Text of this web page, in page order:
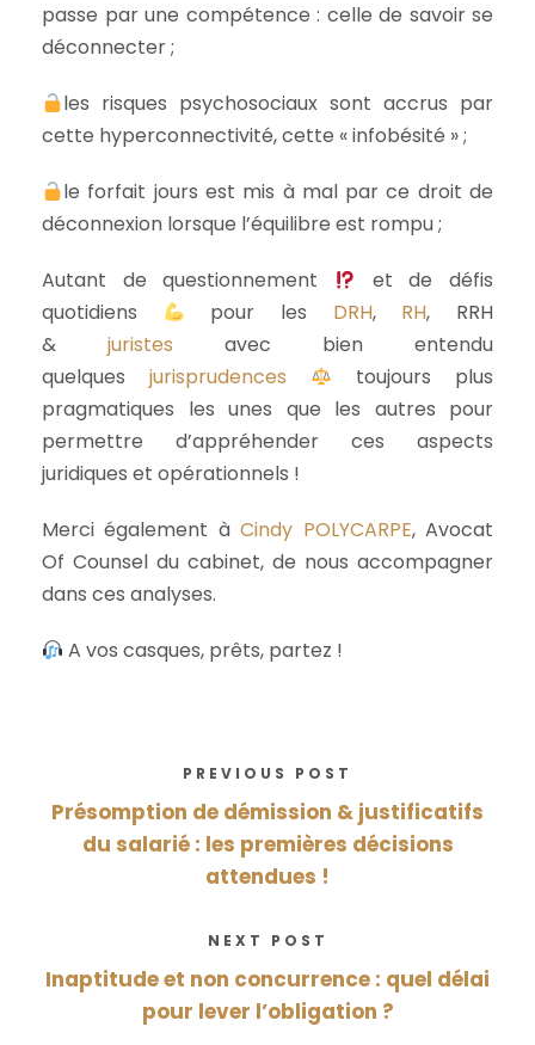
passe par une compétence : celle de savoir se
déconnecter ;
les risques psychosociaux sont accrus par
cette hyperconnectivité, cette « infobésité » ;
le forfait jours est mis à mal par ce droit de
déconnexion lorsque l’équilibre est rompu ;
Autant de questionnement
et de défis
quotidiens
pour les DRH, RH, RRH
& juristes avec bien entendu
quelques jurisprudences
toujours plus
pragmatiques les unes que les autres pour
permettre d’appréhender ces aspects
juridiques et opérationnels !
Merci également àCindy POLYCARPE, Avocat
Of Counsel du cabinet, de nous accompagner
dans ces analyses.
A vos casques, prêts, partez !
PREVIOUS POST
Présomption de démission & justificatifs
du salarié : les premières décisions
attendues !
NEXT POST
Inaptitude et non concurrence : quel délai
pour lever l’obligation ?